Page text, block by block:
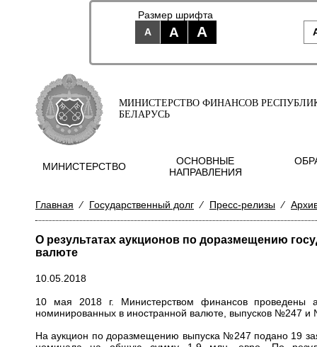
Размер шрифта
A
A A
МИНИСТЕРСТВО ФИНАНСОВ
БЕЛАРУСЬ
МИНИСТЕРСТВО
ОСНОВНЫЕ
НАПРАВЛЕНИЯ
Главная ⁄ Государственный долг ⁄ Пресс-релизы ⁄
О результатах аукционов по доразмещению
валюте
10.05.2018
10 мая 2018 г. Министерством финансов проведены
номинированных в иностранной валюте, выпусков №247 и
На аукцион по доразмещению выпуска №247 подано 19